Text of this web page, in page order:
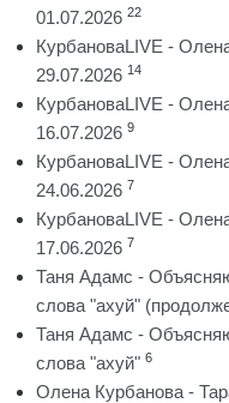
01.07.2026 22
КурбановаLIVE -
29.07.2026 14
КурбановаLIVE -
16.07.2026 9
КурбановаLIVE -
24.06.2026 7
КурбановаLIVE -
17.06.2026 7
Таня Адамс -
слова "ахуй"
Таня Адамс -
слова "ахуй" 6
Олена Курбанова -